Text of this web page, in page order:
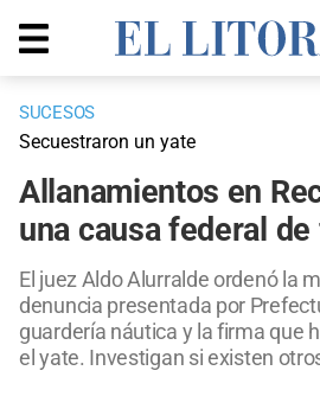
SUCESOS
Secuestraron un yate
Allanamientos en
una causa federal
El juez Aldo Alurralde ordenó la
denuncia presentada por
guardería náutica y la firma que
el yate. Investigan si existen